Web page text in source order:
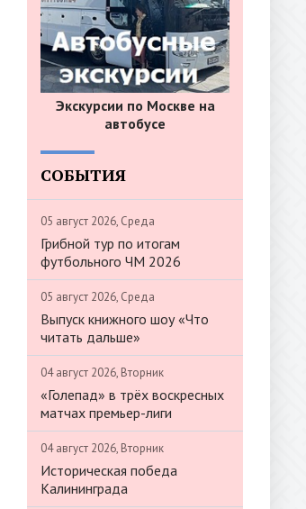
Экскурсии по Москве на
автобусе
СОБЫТИЯ
05 август 2026, Среда
Грибной тур по итогам
футбольного ЧМ 2026
05 август 2026, Среда
Выпуск книжного шоу «Что
читать дальше»
04 август 2026, Вторник
«Голепад» в трёх воскресных
матчах премьер-лиги
04 август 2026, Вторник
Историческая победа
Калининграда